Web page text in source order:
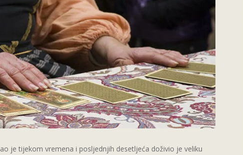
je tijekom vremena i posljednjih desetljeća doživio je veliku